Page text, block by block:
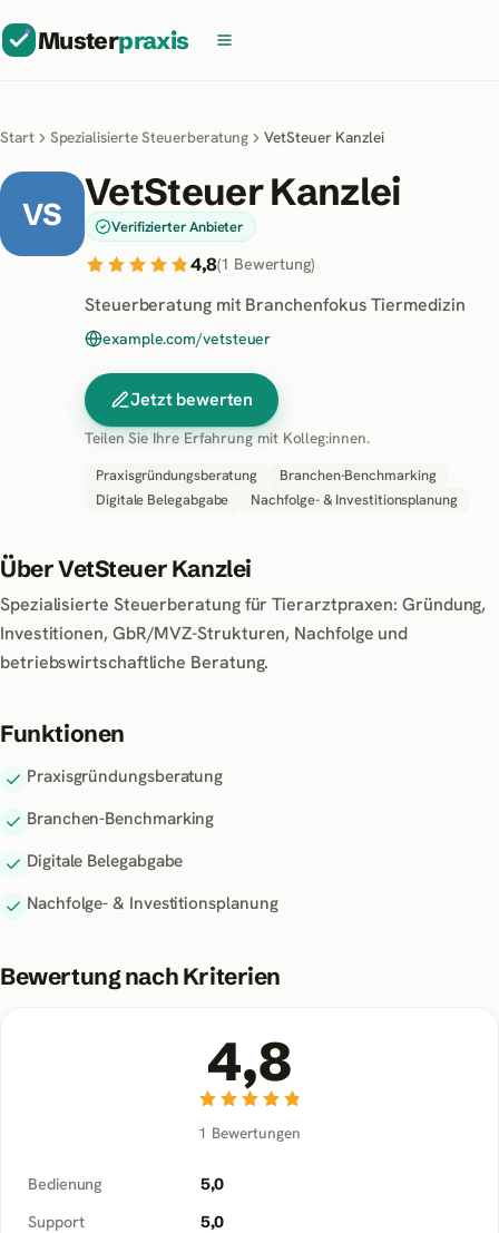
Musterpraxis
Start Spezialisierte Steuerberatung VetSteuer Kanzlei
VS VetSteuer Kanzlei
Verifizierter Anbieter
4,8(1 Bewertung)
Steuerberatung mit Branchenfokus Tiermedizin
example.com/vetsteuer
Jetzt bewerten
Teilen Sie Ihre Erfahrung mit Kolleg:innen.
Praxisgründungsberatung
Branchen-Benchmarking
Digitale Belegabgabe
Nachfolge- & Investitionsplanung
ÜberVetSteuer Kanzlei
Spezialisierte Steuerberatung für Tierarztpraxen: Gründung,
Investitionen, GbR/MVZ-Strukturen, Nachfolge und
betriebswirtschaftliche Beratung.
Funktionen
Praxisgründungsberatung
Branchen-Benchmarking
Digitale Belegabgabe
Nachfolge- & Investitionsplanung
Bewertung nach Kriterien
4,8
1 Bewertungen
Bedienung
5,0
Support
5,0